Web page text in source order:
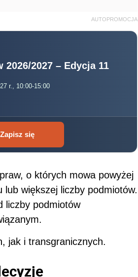
AUTOPROMOCJA
2027 – Edycja 11
r., 10:00-15:00
Zapisz się
o których mowa powyżej
większej liczby podmiotów.
liczby podmiotów
jak i transgranicznych.